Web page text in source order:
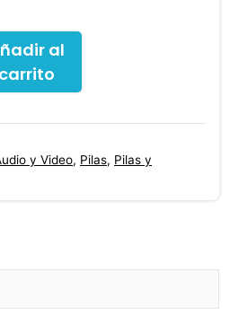
al
carrito
y Video, Pilas, Pilas y